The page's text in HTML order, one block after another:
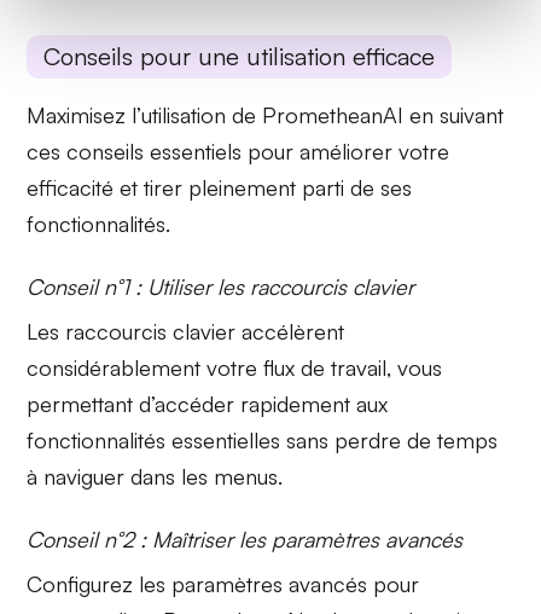
Conseils pour une utilisation efficace
Maximisez l’utilisation de PrometheanAI en suivant
ces conseils essentiels pour améliorer votre
efficacité et tirer pleinement parti de ses
fonctionnalités.
Conseil n°1 : Utiliser les raccourcis clavier
Les raccourcis clavier accélèrent
considérablement votre flux de travail, vous
permettant d’accéder rapidement aux
fonctionnalités essentielles sans perdre de temps
à naviguer dans les menus.
Conseil n°2 : Maîtriser les paramètres avancés
Configurez les paramètres avancés pour